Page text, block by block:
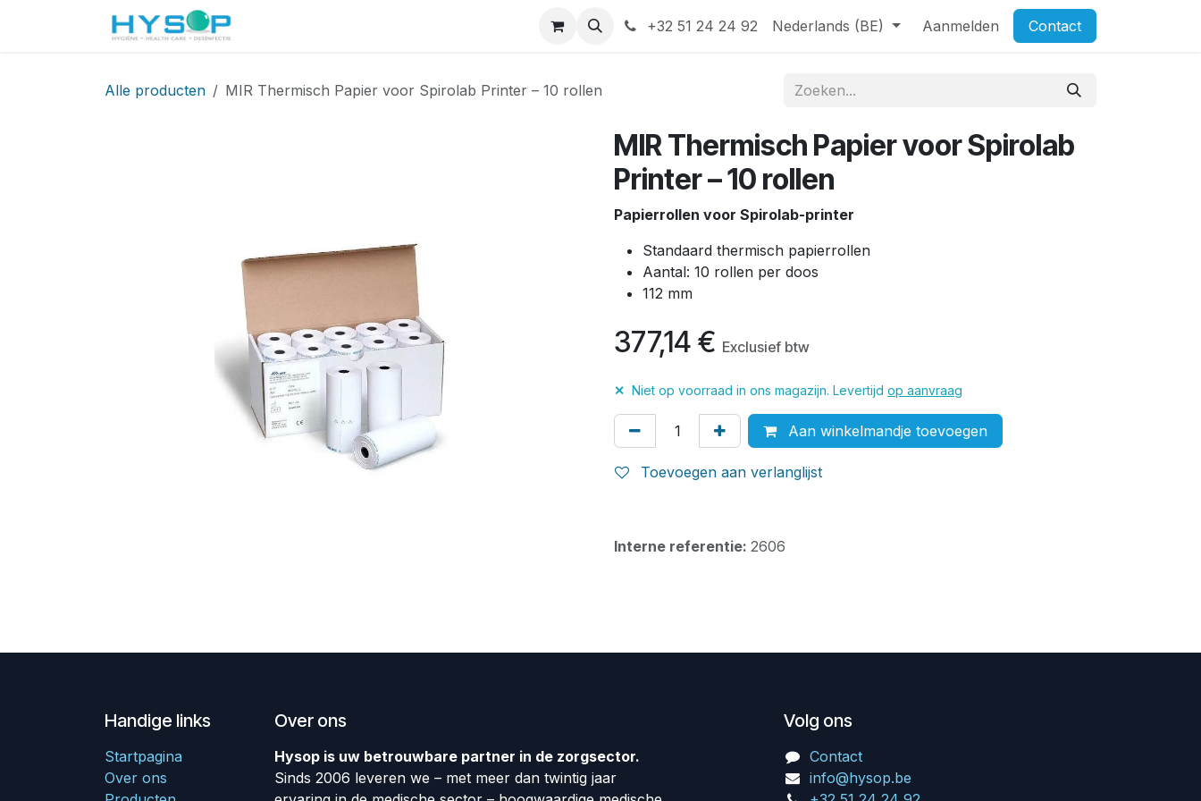
+32 51 24 24 92 Nederlands (BE) Aanmelden Contact
Alle producten MIR Thermisch Papier voor Spirolab Printer – 10 rollen
MIR Thermisch Papier voor Spirolab
Printer – 10 rollen
Papierrollen voor Spirolab-printer
Standaard thermisch papierrollen
Aantal: 10 rollen per doos
112 mm
377,14 € Exclusief btw
✕ Niet op voorraad in ons magazijn. Levertijd op aanvraag
Aan winkelmandje toevoegen
Toevoegen aan verlanglijst
Interne referentie: 2606
Handige links
Startpagina
Over ons
Over ons
Hysop is uw betrouwbare partner in de zorgsector.
Sinds 2006 leveren we – met meer dan twintig jaar
Volg ons
Contact
info@hysop.be